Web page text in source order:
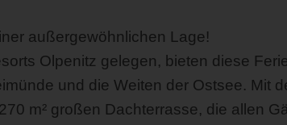
außergewöhnlichen Lage!
Olpenitz gelegen, bieten diese
und die Weiten der Ostsee. Mit
m² großen Dachterrasse, die allen